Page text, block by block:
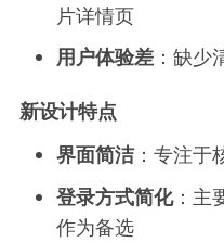
片详情页
用户体验差 ：缺少
新设计特点
界面简洁：专注于
登录方式简化：主
作为备选